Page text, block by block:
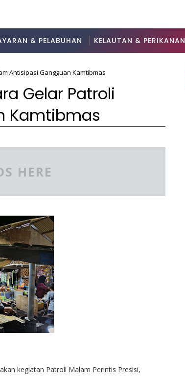
& PELABUHAN KELAUTAN & PERIKANAN
Antisipasi Gangguan Kamtibmas
Gelar Patroli
Kamtibmas
HERE
kegiatan Patroli Malam Perintis Presisi,